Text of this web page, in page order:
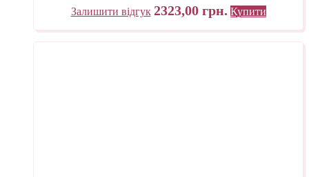
Залишити відгук 2323,00 грн. Купити